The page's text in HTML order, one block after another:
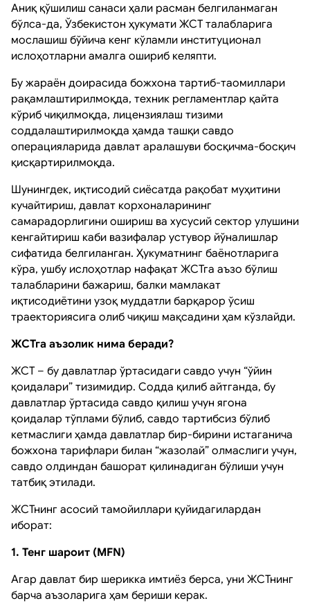
Аниқ қўшилиш санаси ҳали расман белгиланмаган
бўлса-да, Ўзбекистон ҳукумати ЖСТ талабларига
мослашиш бўйича кенг кўламли институционал
ислоҳотларни амалга ошириб келяпти.
Бу жараён доирасида божхона тартиб-таомиллари
рақамлаштирилмоқда, техник регламентлар қайта
кўриб чиқилмоқда, лицензиялаш тизими
соддалаштирилмоқда ҳамда ташқи савдо
операцияларида давлат аралашуви босқичма-босқич
қисқартирилмоқда.
Шунингдек, иқтисодий сиёсатда рақобат муҳитини
кучайтириш, давлат корхоналарининг
самарадорлигини ошириш ва хусусий сектор улушини
кенгайтириш каби вазифалар устувор йўналишлар
сифатида белгиланган. Ҳукуматнинг баёнотларига
кўра, ушбу ислоҳотлар нафақат ЖСТга аъзо бўлиш
талабларини бажариш, балки мамлакат
иқтисодиётини узоқ муддатли барқарор ўсиш
траекториясига олиб чиқиш мақсадини ҳам кўзлайди.
ЖСТга аъзолик нима беради?
ЖСТ – бу давлатлар ўртасидаги савдо учун “ўйин
қоидалари” тизимидир. Содда қилиб айтганда, бу
давлатлар ўртасида савдо қилиш учун ягона
қоидалар тўплами бўлиб, савдо тартибсиз бўлиб
кетмаслиги ҳамда давлатлар бир-бирини истаганича
божхона тарифлари билан “жазолай” олмаслиги учун,
савдо олдиндан башорат қилинадиган бўлиши учун
татбиқ этилади.
ЖСТнинг асосий тамойиллари қуйидагилардан
иборат:
1. Тенг шароит (MFN)
Агар давлат бир шерикка имтиёз берса, уни ЖСТнинг
барча аъзоларига ҳам бериши керак.